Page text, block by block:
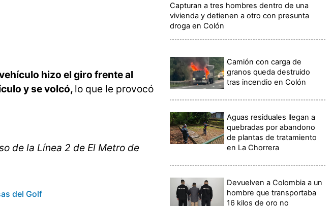
hizo el giro frente al
y se volcó, lo que le provocó
de la Línea 2 de El Metro de
del Golf
Capturan a tres hombres dentro de una
vivienda y detienen a otro con presunta
droga en Colón
Camión con carga de
granos queda destruido
tras incendio en Colón
Aguas residuales llegan a
quebradas por abandono
de plantas de tratamiento
en La Chorrera
Devuelven a Colombia a un
hombre que transportaba
16 kilos de oro no